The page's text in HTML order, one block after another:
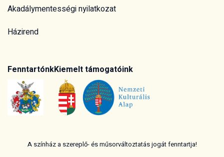
Akadálymentességi nyilatkozat
Házirend
FenntartónkKiemelt támogatóink
A színház a szereplő- és műsorváltoztatás jogát fenntartja!